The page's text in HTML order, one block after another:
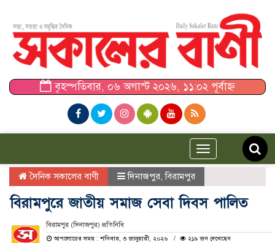
বৃহস্পতিবার, ০৬ অগাস্ট ২০২৬, ১১:০২ পূর্বাহ্ন
Toggle
navigation
দৈনিক সকালের বাণী দিনাজপুর ,বিরামপুর
বিরামপুরে জাতীয় সমাজ সেবা দিবস পালিত
বিরামপুর (দিনাজপুর) প্রতিনিধি
আপলোডের সময় : শনিবার, ৩ জানুয়ারী, ২০২৬
২১৯ জন দেখেছেন